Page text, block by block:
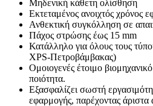
Μηδενική κάθετη ολίσθηση
Εκτεταμένος ανοιχτός χρόνος
Ανθεκτική συγκόλληση σε
Πάχος στρώσης έως 15 mm
Κατάλληλο για όλους τους
XPS-Πετροβάμβακας)
Ομοιογενές έτοιμο
ποιότητα.
Εξασφαλίζει σωστή
εφαρμογής, παρέχοντας άριστα